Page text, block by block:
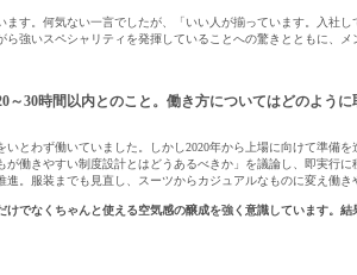
す。何気ない一言でしたが、「いい人が揃っています。入社
強いスペシャリティを発揮していることへの驚きとともに、
30時間以内とのこと。働き方についてはどのように
とわず働いていました。しかし2020年から上場に向けて準備
働きやすい制度設計とはどうあるべきか」を議論し、即実行に
。服装までも見直し、スーツからカジュアルなものに変え働き
けでなくちゃんと使える空気感の醸成を強く意識しています。